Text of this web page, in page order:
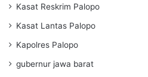
Kasat Reskrim Palopo
Kasat Lantas Palopo
Kapolres Palopo
gubernur jawa barat